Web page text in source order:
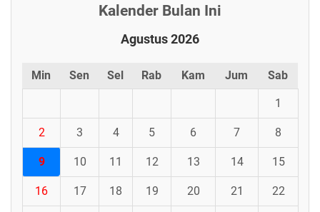
Kalender Bulan Ini
Agustus 2026
Min Sen Sel Rab Kam Jum Sab
1
2 3 4 5 6 7 8
9 10 11 12 13 14 15
16 17 18 19 20 21 22